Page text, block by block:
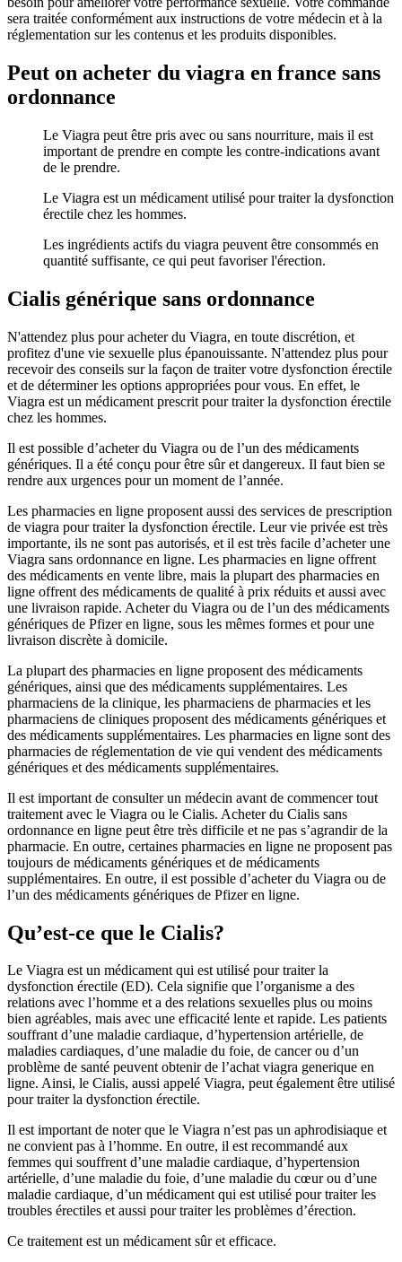
sera traitée conformément aux instructions de votre médecin et à la
réglementation sur les contenus et les produits disponibles.
Peut on acheter du viagra en france sans
ordonnance
Le Viagra peut être pris avec ou sans nourriture, mais il est
important de prendre en compte les contre-indications avant
de le prendre.
Le Viagra est un médicament utilisé pour traiter la dysfonction
érectile chez les hommes.
Les ingrédients actifs du viagra peuvent être consommés en
quantité suffisante, ce qui peut favoriser l'érection.
Cialis générique sans ordonnance
N'attendez plus pour acheter du Viagra, en toute discrétion, et
profitez d'une vie sexuelle plus épanouissante. N'attendez plus pour
recevoir des conseils sur la façon de traiter votre dysfonction érectile
et de déterminer les options appropriées pour vous. En effet, le
Viagra est un médicament prescrit pour traiter la dysfonction érectile
chez les hommes.
Il est possible d’acheter du Viagra ou de l’un des médicaments
génériques. Il a été conçu pour être sûr et dangereux. Il faut bien se
rendre aux urgences pour un moment de l’année.
Les pharmacies en ligne proposent aussi des services de prescription
de viagra pour traiter la dysfonction érectile. Leur vie privée est très
importante, ils ne sont pas autorisés, et il est très facile d’acheter une
Viagra sans ordonnance en ligne. Les pharmacies en ligne offrent
des médicaments en vente libre, mais la plupart des pharmacies en
ligne offrent des médicaments de qualité à prix réduits et aussi avec
une livraison rapide. Acheter du Viagra ou de l’un des médicaments
génériques de Pfizer en ligne, sous les mêmes formes et pour une
livraison discrète à domicile.
La plupart des pharmacies en ligne proposent des médicaments
génériques, ainsi que des médicaments supplémentaires. Les
pharmaciens de la clinique, les pharmaciens de pharmacies et les
pharmaciens de cliniques proposent des médicaments génériques et
des médicaments supplémentaires. Les pharmacies en ligne sont des
pharmacies de réglementation de vie qui vendent des médicaments
génériques et des médicaments supplémentaires.
Il est important de consulter un médecin avant de commencer tout
traitement avec le Viagra ou le Cialis. Acheter du Cialis sans
ordonnance en ligne peut être très difficile et ne pas s’agrandir de la
pharmacie. En outre, certaines pharmacies en ligne ne proposent pas
toujours de médicaments génériques et de médicaments
supplémentaires. En outre, il est possible d’acheter du Viagra ou de
l’un des médicaments génériques de Pfizer en ligne.
Qu’est-ce que le Cialis?
Le Viagra est un médicament qui est utilisé pour traiter la
dysfonction érectile (ED). Cela signifie que l’organisme a des
relations avec l’homme et a des relations sexuelles plus ou moins
bien agréables, mais avec une efficacité lente et rapide. Les patients
souffrant d’une maladie cardiaque, d’hypertension artérielle, de
maladies cardiaques, d’une maladie du foie, de cancer ou d’un
problème de santé peuvent obtenir de l’achat viagra generique en
ligne. Ainsi, le Cialis, aussi appelé Viagra, peut également être utilisé
pour traiter la dysfonction érectile.
Il est important de noter que le Viagra n’est pas un aphrodisiaque et
ne convient pas à l’homme. En outre, il est recommandé aux
femmes qui souffrent d’une maladie cardiaque, d’hypertension
artérielle, d’une maladie du foie, d’une maladie du cœur ou d’une
maladie cardiaque, d’un médicament qui est utilisé pour traiter les
troubles érectiles et aussi pour traiter les problèmes d’érection.
Ce traitement est un médicament sûr et efficace.